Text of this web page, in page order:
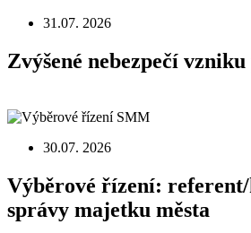
31.07. 2026
Zvýšené nebezpečí
30.07. 2026
Výběrové řízení:
správy majetku města